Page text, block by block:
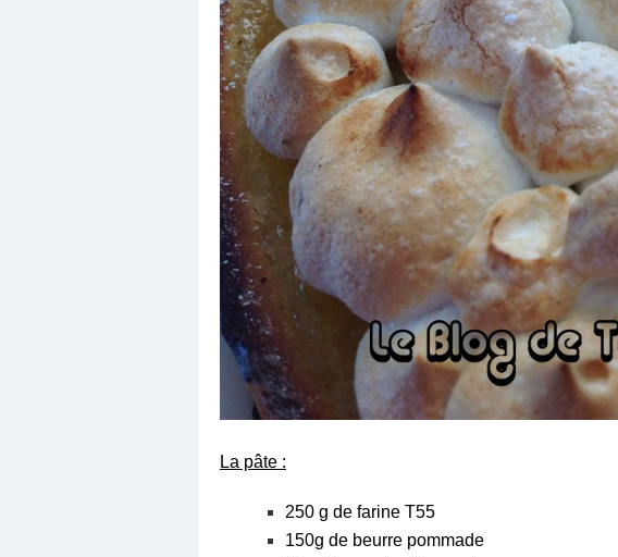
La pâte :
250 g de farine T55
150g de beurre pommade